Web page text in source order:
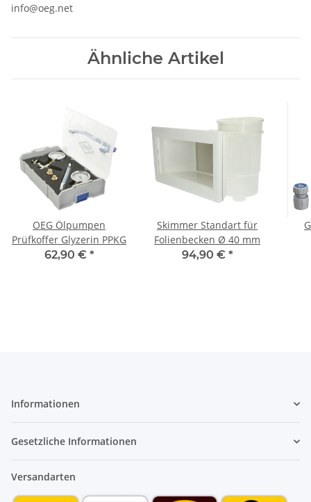
info@oeg.net
Ähnliche Artikel
OEG Ölpumpen
Prüfkoffer Glyzerin PPKG
62,90 € *
Skimmer Standart für
Folienbecken Ø 40 mm
94,90 € *
Informationen
Gesetzliche Informationen
Versandarten